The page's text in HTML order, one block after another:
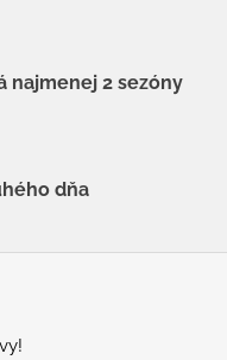
najmenej 2 sezóny
dňa